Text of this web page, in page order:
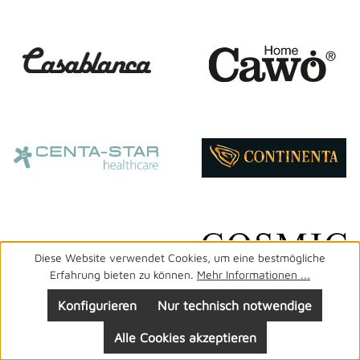
Diese Website verwendet Cookies, um eine bestmögliche
Erfahrung bieten zu können. Mehr Informationen ...
Nur technisch notwendige
Konfigurieren
Alle Cookies akzeptieren